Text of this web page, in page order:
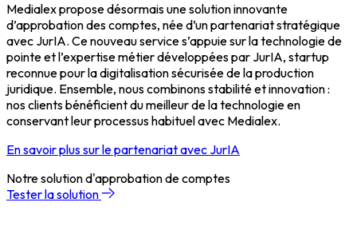
Medialex propose désormais une solution innovante
d’approbation des comptes, née d’un partenariat stratégique
avec JurIA. Ce nouveau service s’appuie sur la technologie de
pointe et l’expertise métier développées par JurIA, startup
reconnue pour la digitalisation sécurisée de la production
juridique. Ensemble, nous combinons stabilité et innovation :
nos clients bénéficient du meilleur de la technologie en
conservant leur processus habituel avec Medialex.
En savoir plus sur le partenariat avec JurIA
Notre solution d'approbation de comptes
Tester la solution